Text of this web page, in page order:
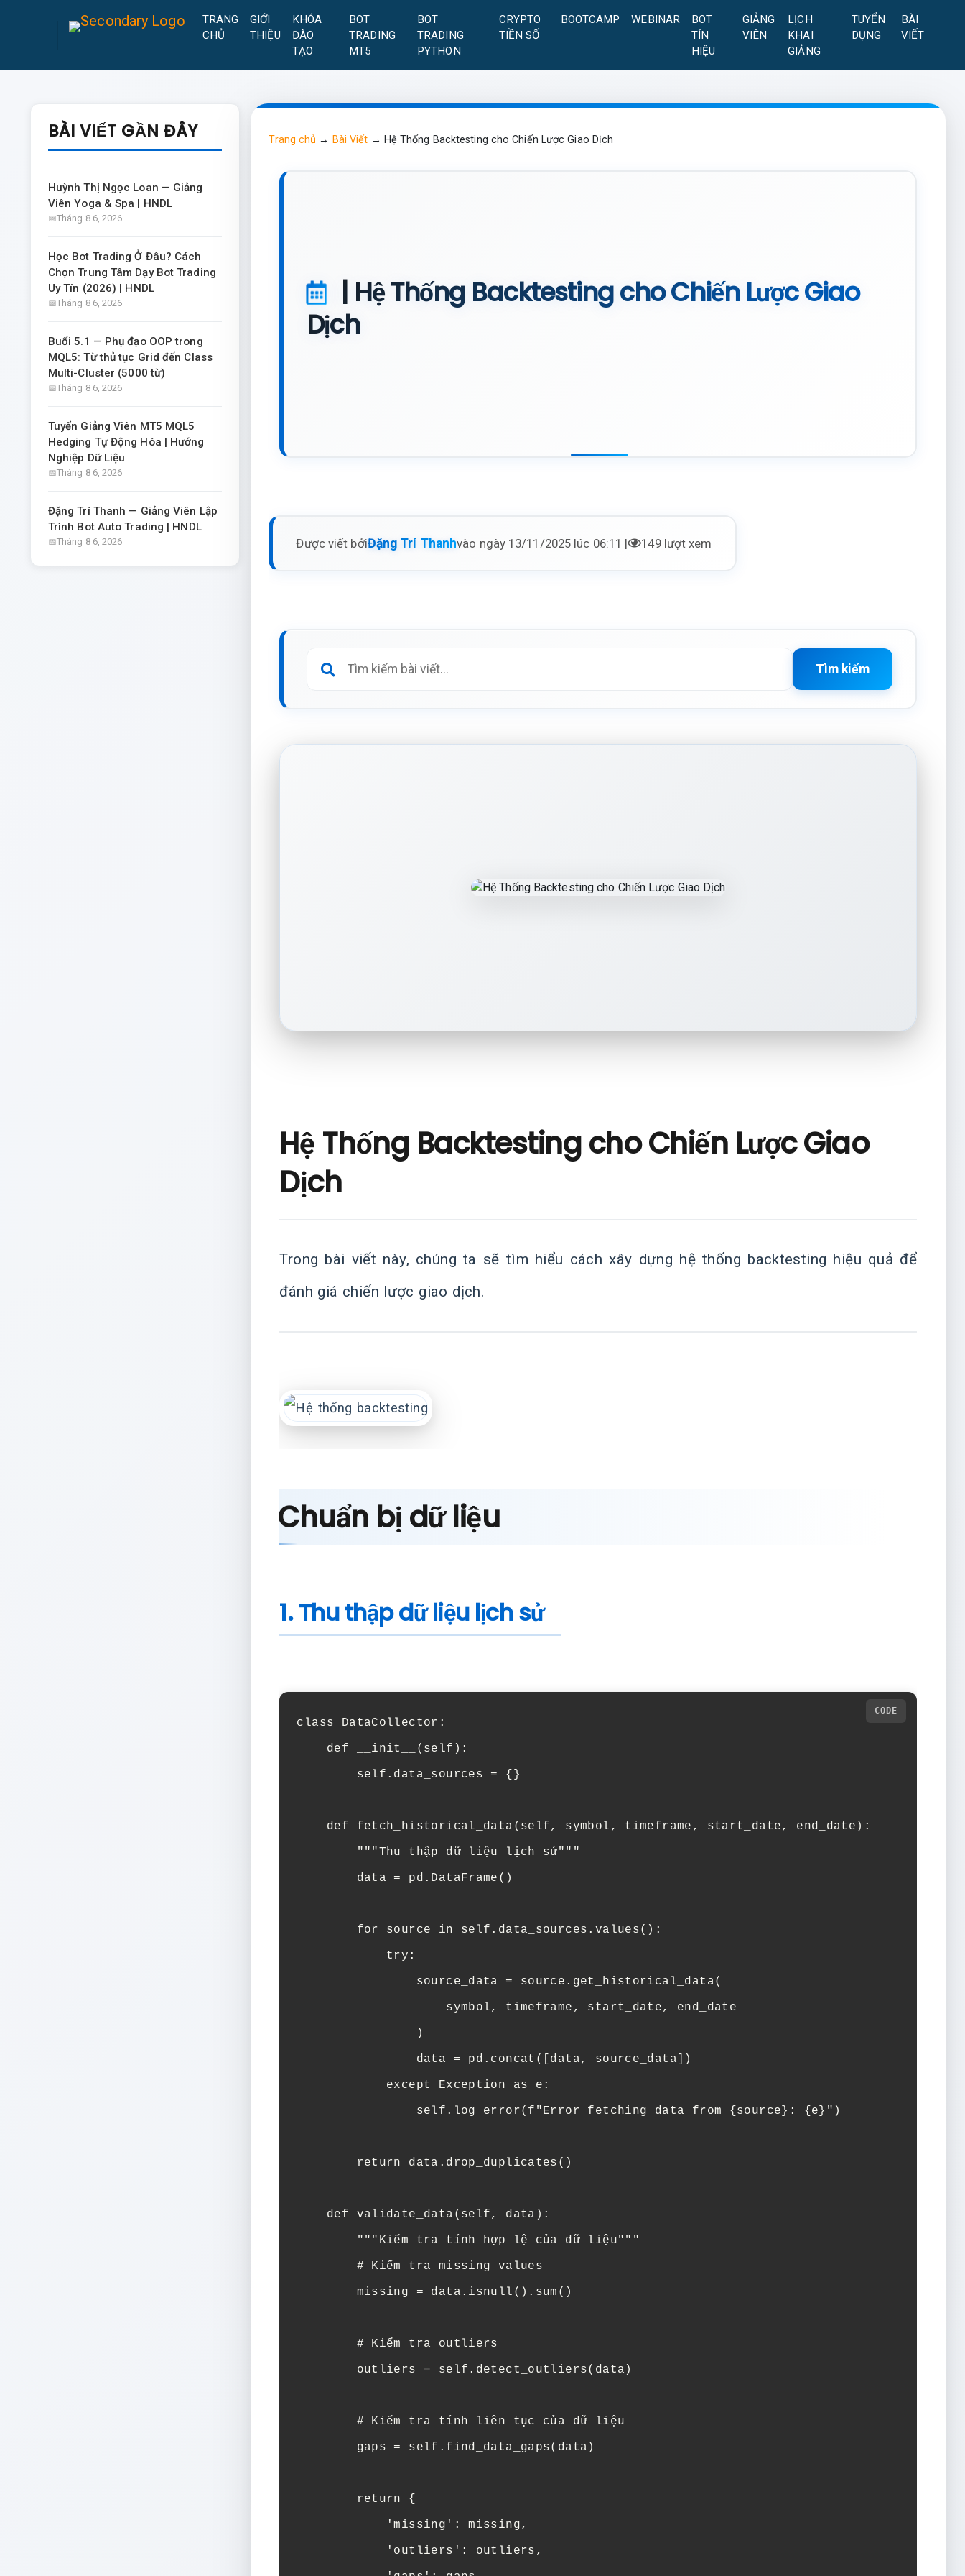
TRANG
CHỦ
GIỚI
THIỆU
KHÓA
ĐÀO
TẠO
BOT
TRADING
MT5
BOT
TRADING
PYTHON
CRYPTO
TIỀN SỐ
BOOTCAMP WEBINAR
BOT
TÍN
HIỆU
GIẢNG
VIÊN
LỊCH
KHAI
GIẢNG
TUYỂN
DỤNG
BÀI
VIẾT
BÀI VIẾT GẦN ĐÂY
Huỳnh Thị Ngọc Loan — Giảng
Viên Yoga & Spa | HNDL
Tháng 8 6, 2026
Học Bot Trading Ở Đâu? Cách
Chọn Trung Tâm Dạy Bot Trading
Uy Tín (2026) | HNDL
Tháng 8 6, 2026
Buổi 5.1 — Phụ đạo OOP trong
MQL5: Từ thủ tục Grid đến Class
Multi-Cluster (5000 từ)
Tháng 8 6, 2026
Tuyển Giảng Viên MT5 MQL5
Hedging Tự Động Hóa | Hướng
Nghiệp Dữ Liệu
Tháng 8 6, 2026
Đặng Trí Thanh — Giảng Viên Lập
Trình Bot Auto Trading | HNDL
Tháng 8 6, 2026
Trang chủ → Bài Viết → Hệ Thống Backtesting cho Chiến Lược Giao Dịch
| Hệ Thống Backtesting cho Chiến Lược Giao
Dịch
Được viết bởiĐặng Trí Thanhvào ngày 13/11/2025 lúc 06:11 | 149 lượt xem
Tìm kiếm
Hệ Thống Backtesting cho Chiến Lược Giao
Dịch
Trong bài viết này, chúng ta sẽ tìm hiểu cách xây dựng hệ thống backtesting hiệu quả để
đánh giá chiến lược giao dịch.
Chuẩn bị dữ liệu
1. Thu thập dữ liệu lịch sử
class DataCollector:
    def __init__(self):
        self.data_sources = {}
    def fetch_historical_data(self, symbol, timeframe, start_date, end_date):
        """Thu thập dữ liệu lịch sử"""
        data = pd.DataFrame()
        for source in self.data_sources.values():
            try:
                source_data = source.get_historical_data(
                    symbol, timeframe, start_date, end_date
                )
                data = pd.concat([data, source_data])
            except Exception as e:
                self.log_error(f"Error fetching data from {source}: {e}")
        return data.drop_duplicates()
    def validate_data(self, data):
        """Kiểm tra tính hợp lệ của dữ liệu"""
        # Kiểm tra missing values
        missing = data.isnull().sum()
        # Kiểm tra outliers
        outliers = self.detect_outliers(data)
        # Kiểm tra tính liên tục của dữ liệu
        gaps = self.find_data_gaps(data)
        return {
            'missing': missing,
            'outliers': outliers,